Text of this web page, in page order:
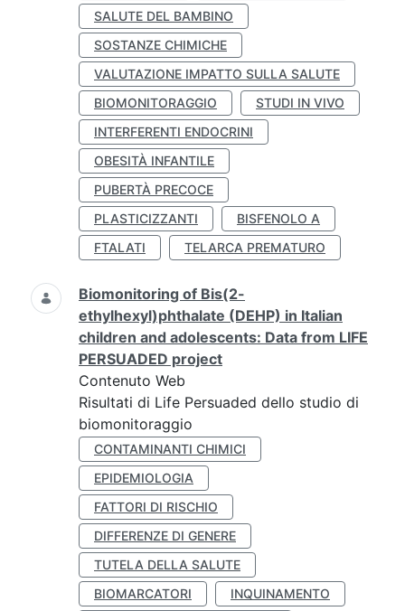
SALUTE DEL BAMBINO
SOSTANZE CHIMICHE
VALUTAZIONE IMPATTO SULLA SALUTE
BIOMONITORAGGIO
STUDI IN VIVO
INTERFERENTI ENDOCRINI
OBESITÀ INFANTILE
PUBERTÀ PRECOCE
PLASTICIZZANTI
BISFENOLO A
FTALATI
TELARCA PREMATURO
Biomonitoring of Bis(2-
ethylhexyl)phthalate (DEHP) in Italian
children and adolescents: Data from LIFE
PERSUADED project
Contenuto Web
Risultati di Life Persuaded dello studio di
biomonitoraggio
CONTAMINANTI CHIMICI
EPIDEMIOLOGIA
FATTORI DI RISCHIO
DIFFERENZE DI GENERE
TUTELA DELLA SALUTE
BIOMARCATORI
INQUINAMENTO